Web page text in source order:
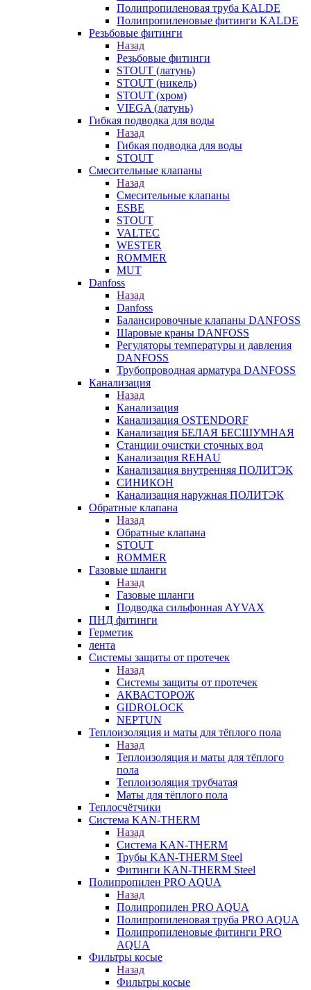
Полипропиленовая труба KALDE
Полипропиленовые фитинги KALDE
Резьбовые фитинги
Назад
Резьбовые фитинги
STOUT (латунь)
STOUT (никель)
STOUT (хром)
VIEGA (латунь)
Гибкая подводка для воды
Назад
Гибкая подводка для воды
STOUT
Смесительные клапаны
Назад
Смесительные клапаны
ESBE
STOUT
VALTEC
WESTER
ROMMER
MUT
Danfoss
Назад
Danfoss
Балансировочные клапаны DANFOSS
Шаровые краны DANFOSS
Регуляторы температуры и давления
DANFOSS
Трубопроводная арматура DANFOSS
Канализация
Назад
Канализация
Канализация OSTENDORF
Канализация БЕЛАЯ БЕСШУМНАЯ
Станции очистки сточных вод
Канализация REHAU
Канализация внутренняя ПОЛИТЭК
СИНИКОН
Канализация наружная ПОЛИТЭК
Обратные клапана
Назад
Обратные клапана
STOUT
ROMMER
Газовые шланги
Назад
Газовые шланги
Подводка сильфонная AYVAX
ПНД фитинги
Герметик
лента
Системы защиты от протечек
Назад
Системы защиты от протечек
АКВАСТОРОЖ
GIDROLOCK
NEPTUN
Теплоизоляция и маты для тёплого пола
Назад
Теплоизоляция и маты для тёплого
пола
Теплоизоляция трубчатая
Маты для тёплого пола
Теплосчётчики
Система KAN-THERM
Назад
Система KAN-THERM
Трубы KAN-THERM Steel
Фитинги KAN-THERM Steel
Полипропилен PRO AQUA
Назад
Полипропилен PRO AQUA
Полипропиленовая труба PRO AQUA
Полипропиленовые фитинги PRO
AQUA
Фильтры косые
Назад
Фильтры косые